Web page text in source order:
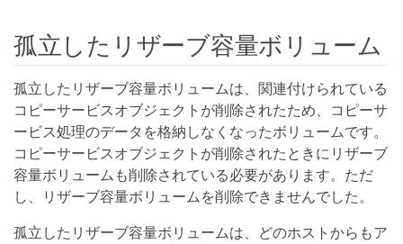
孤立したリザーブ容量ボリューム
孤立したリザーブ容量ボリュームは、関連付けられている
コピーサービスオブジェクトが削除されたため、コピーサ
ービス処理のデータを格納しなくなったボリュームです。
コピーサービスオブジェクトが削除されたときにリザーブ
容量ボリュームも削除されている必要があります。ただ
し、リザーブ容量ボリュームを削除できませんでした。
孤立したリザーブ容量ボリュームは、どのホストからもア